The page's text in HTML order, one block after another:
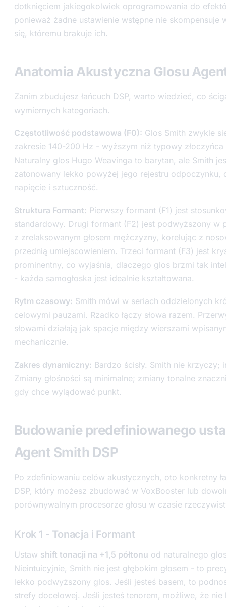
dotknięciem jakiegokolwiek oprogramowania do
ponieważ żadne ustawienie wstępne nie skompensuje
się, któremu brakuje ich.
Anatomia Akustyczna Glosu
Zanim zbudujesz łańcuch DSP, warto wiedzieć, co
wymiernych kategoriach.
Częstotliwość podstawowa (F0): Glos Smith zwykle
zakresie 140-200 Hz - wyższym niż typowy
Naturalny glos Hugo Weavinga to barytan, ale Smith
zatonowany lekko powyżej jego rejestru odpoczynku,
napięcie i sztuczność.
Struktura Formant: Pierwszy formant (F1) jest
standardowy. Drugi formant (F2) jest podwyższony w
z zrelaksowanym głosem mężczyzny, korelując z
przednią umiejscowieniem. Trzeci formant (F3) jest
prominentny, co wyjaśnia, dlaczego glos brzmi tak
- każda samogłoska jest idealnie kształtowana.
Rytm czasowy: Smith mówi w seriach oddzielonych
celowymi pauzami. Rzadko łączy słowa razem.
słowami działają jak spacje między wierszami
mechanicznie.
Zakres dynamiczny: Bardzo ścisły. Smith nie krzyczy;
Zmiany głośności są minimalne; zmiany tonalne
gdy chce wylądować punkt.
Budowanie predefiniowanego
Agent Smith DSP
Po zdefiniowaniu celów akustycznych, oto konkretny
DSP, który możesz zbudować w VoxBooster lub
porównywalnym procesorze głosu w czasie
Krok 1 - Tonacja i Formant
Ustaw shift tonacji na +1,5 półtonu od naturalnego
Nieintuicyjnie, Smith nie jest głębokim głosem - to
lekko podwyższony glos. Jeśli jesteś basem, to
strefy docelowej. Jeśli jesteś tenorem, możliwe, że nie